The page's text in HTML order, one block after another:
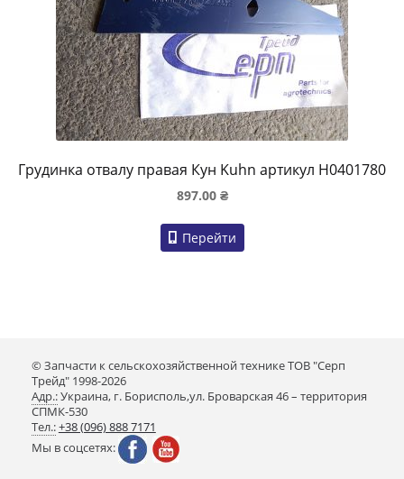
Грудинка отвалу правая Кун Kuhn артикул H0401780
897.00 ₴
Перейти
© Запчасти к сельскохозяйственной технике ТОВ "Серп
Трейд" 1998-2026
Адр.:Украина, г. Борисполь,ул. Броварская 46 – территория
СПМК-530
Тел.:+38 (096) 888 7171
Мы в соцсетях: